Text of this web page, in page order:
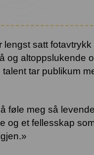
lengst satt
og altoppslukende
tar publikum
føle meg så
og et fellesskap